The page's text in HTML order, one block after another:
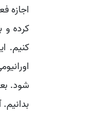
کنیم.
شود.
بدانیم. آنها طرح ۱۰ بندی ما را پذیرفته